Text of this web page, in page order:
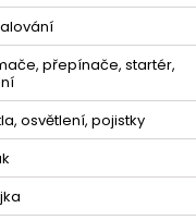
přepínače, startér,
osvětlení, pojistky